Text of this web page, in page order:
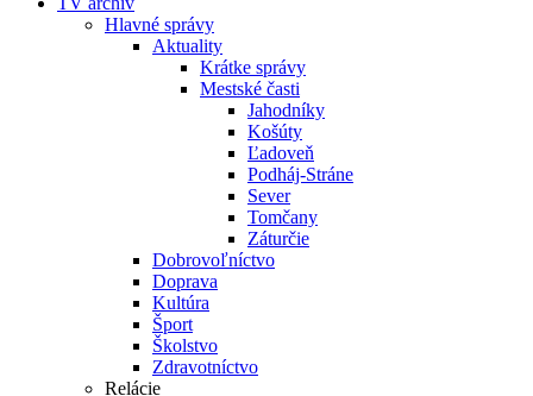
Hlavné správy
Aktuality
Krátke správy
Mestské časti
Jahodníky
Košúty
Ľadoveň
Podháj-Stráne
Sever
Tomčany
Záturčie
Dobrovoľníctvo
Doprava
Kultúra
Šport
Školstvo
Zdravotníctvo
Relácie